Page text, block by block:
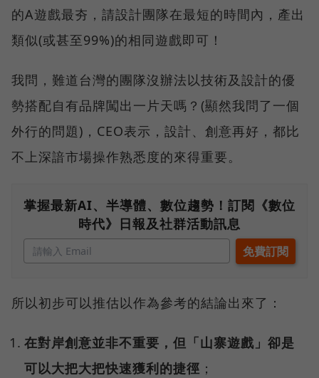
的A遊戲最夯，請設計團隊在最短的時間內，產出
類似(或甚至99%)的相同遊戲即可！
我問，難道台灣的團隊沒辦法以技術及設計的優
勢搭配自有品牌闖出一片天嗎？(顯然我問了一個
外行的問題)，CEO表示，設計、創意再好，都比
不上深諳市場操作熟悉度的來得重要。
掌握最新AI、半導體、數位趨勢！訂閱《數位
時代》日報及社群活動訊息
所以初步可以推估以作為參考的結論出來了：
在對岸創意並非不重要，但「山寨遊戲」卻是
可以大把大把快速獲利的捷徑 ；